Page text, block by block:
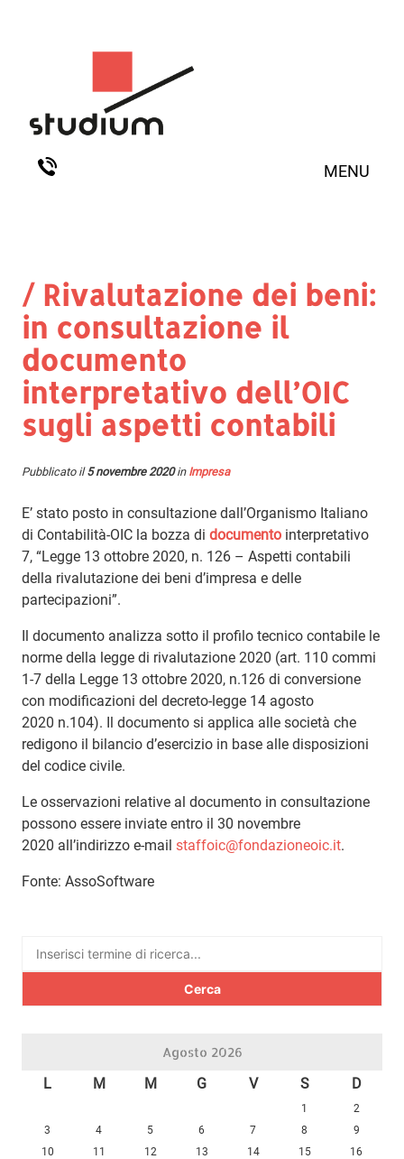
MENU
/ Rivalutazione dei beni:
in consultazione il
documento
interpretativo dell’OIC
sugli aspetti contabili
Pubblicato il5 novembre 2020in Impresa
E’ stato posto in consultazione dall’Organismo Italiano
di Contabilità-OIC la bozza di documento interpretativo
7, “Legge 13 ottobre 2020, n. 126 – Aspetti contabili
della rivalutazione dei beni d’impresa e delle
partecipazioni”.
Il documento analizza sotto il profilo tecnico contabile le
norme della legge di rivalutazione 2020 (art. 110 commi
1-7 della Legge 13 ottobre 2020, n.126 di conversione
con modificazioni del decreto-legge 14 agosto
2020 n.104). Il documento si applica alle società che
redigono il bilancio d’esercizio in base alle disposizioni
del codice civile.
Le osservazioni relative al documento in consultazione
possono essere inviate entro il 30 novembre
2020 all’indirizzo e-mail staffoic@fondazioneoic.it.
Fonte: AssoSoftware
Ricerca
Agosto 2026
L M M G V S D
1
2
3
4 5 6 7 8
9
10
11 12 13 14 15
16